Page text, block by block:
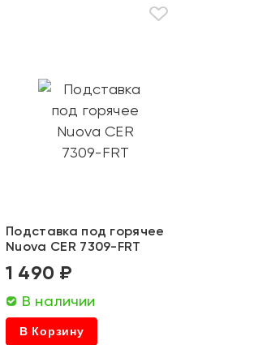
Подставка под горячее
Nuova CER 7309-FRT
1 490 ₽
В наличии
В Корзину